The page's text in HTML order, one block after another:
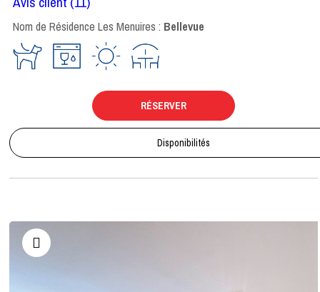
Nom de Résidence Les Menuires : Bellevue
RÉSERVER
Disponibilités